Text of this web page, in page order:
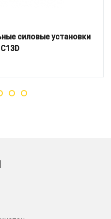
силовые установки